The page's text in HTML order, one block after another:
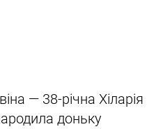
— 38-річна Хіларія
доньку